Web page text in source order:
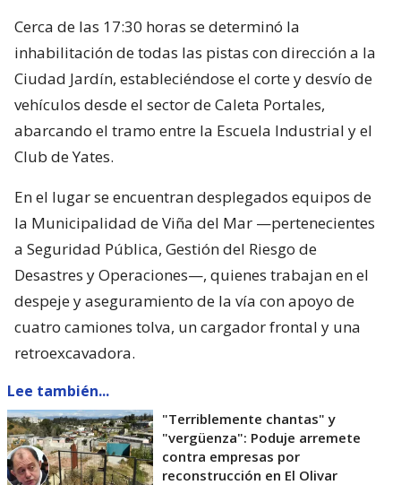
Cerca de las 17:30 horas se determinó la
inhabilitación de todas las pistas con dirección a la
Ciudad Jardín, estableciéndose el corte y desvío de
vehículos desde el sector de Caleta Portales,
abarcando el tramo entre la Escuela Industrial y el
Club de Yates.
En el lugar se encuentran desplegados equipos de
la Municipalidad de Viña del Mar —pertenecientes
a Seguridad Pública, Gestión del Riesgo de
Desastres y Operaciones—, quienes trabajan en el
despeje y aseguramiento de la vía con apoyo de
cuatro camiones tolva, un cargador frontal y una
retroexcavadora.
Lee también...
"Terriblemente chantas" y
"vergüenza": Poduje arremete
contra empresas por
reconstrucción en El Olivar